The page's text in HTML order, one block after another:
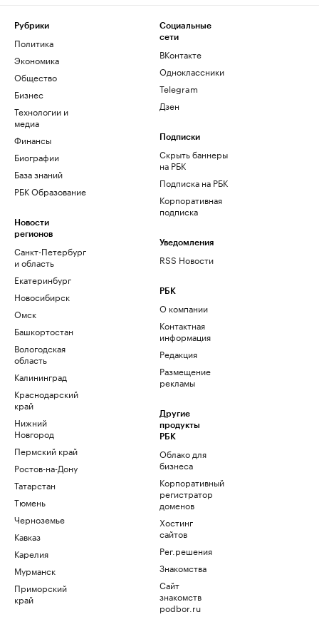
Рубрики
Политика
Экономика
Общество
Бизнес
Технологии и
медиа
Финансы
Биографии
База знаний
РБК Образование
Новости
регионов
Санкт-Петербург
и область
Екатеринбург
Новосибирск
Омск
Башкортостан
Вологодская
область
Калининград
Краснодарский
край
Нижний
Новгород
Пермский край
Ростов-на-Дону
Татарстан
Тюмень
Черноземье
Кавказ
Карелия
Мурманск
Приморский
край
Социальные
сети
ВКонтакте
Одноклассники
Telegram
Дзен
Подписки
Скрыть баннеры
на РБК
Подписка на РБК
Корпоративная
подписка
Уведомления
RSS Новости
РБК
О компании
Контактная
информация
Редакция
Размещение
рекламы
Другие
продукты
РБК
Облако для
бизнеса
Корпоративный
регистратор
доменов
Хостинг
сайтов
Рег.решения
Знакомства
Сайт
знакомств
podbor.ru